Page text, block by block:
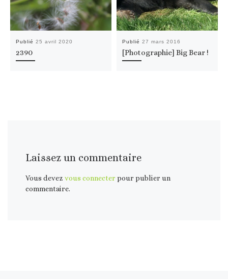
Publié 25 avril 2020
2390
Publié 27 mars 2016
[Photographie] Big Bear !
Laissez un commentaire
Vous devezvous connecter pour publier un
commentaire.